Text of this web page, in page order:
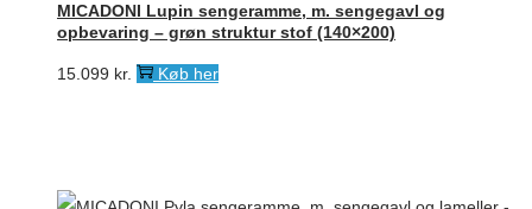
MICADONI Lupin sengeramme, m. sengegavl og
opbevaring – grøn struktur stof (140×200)
15.099 kr. Køb her